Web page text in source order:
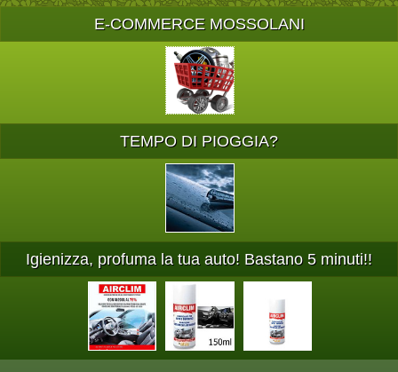
E-COMMERCE MOSSOLANI
TEMPO DI PIOGGIA?
Igienizza, profuma la tua auto! Bastano 5 minuti!!